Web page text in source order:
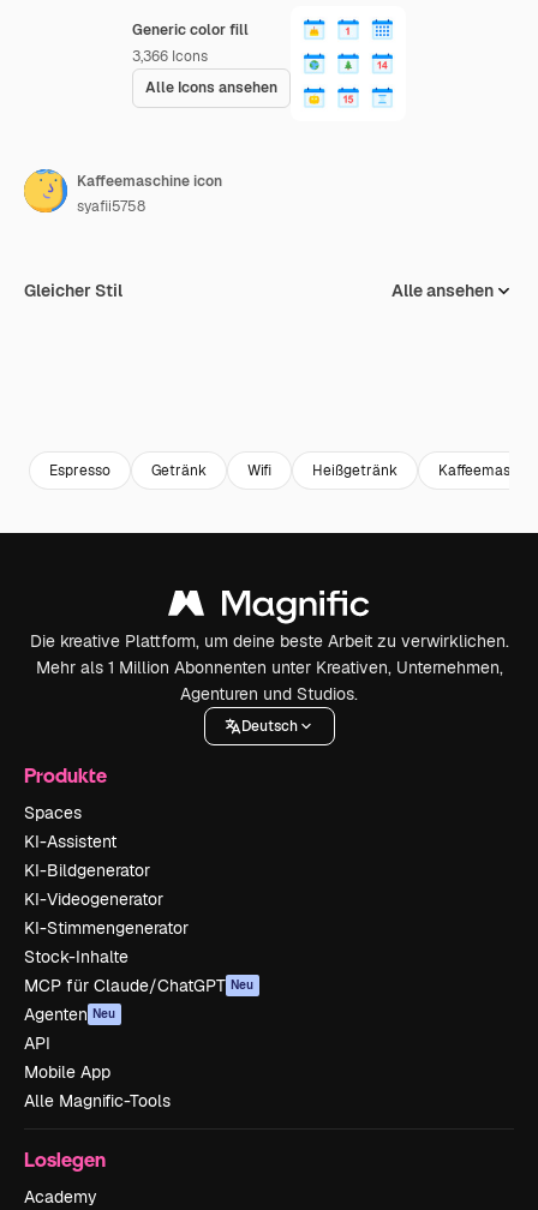
Generic color fill
3,366 Icons
Alle Icons ansehen
Kaffeemaschine icon
syafii5758
Gleicher Stil Alle ansehen
Espresso Getränk Wifi Heißgetränk
Die kreative Plattform, um deine beste Arbeit zu verwirklichen.
Mehr als 1 Million Abonnenten unter Kreativen, Unternehmen,
Agenturen und Studios.
Deutsch
Produkte
Spaces
KI-Assistent
KI-Bildgenerator
KI-Videogenerator
KI-Stimmengenerator
Stock-Inhalte
MCP für Claude/ChatGPT Neu
Agenten Neu
API
Mobile App
Alle Magnific-Tools
Loslegen
Academy